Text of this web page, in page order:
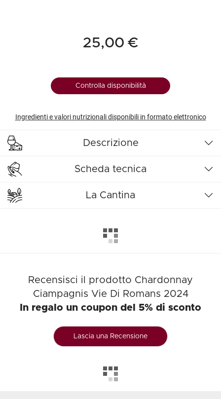
25,00 €
Controlla disponibilità
Ingredienti e valori nutrizionali disponibili in formato elettronico
Descrizione
Scheda tecnica
La Cantina
Recensisci il prodotto Chardonnay
Ciampagnis Vie Di Romans 2024
In regalo un coupon del 5% di sconto
Lascia una Recensione